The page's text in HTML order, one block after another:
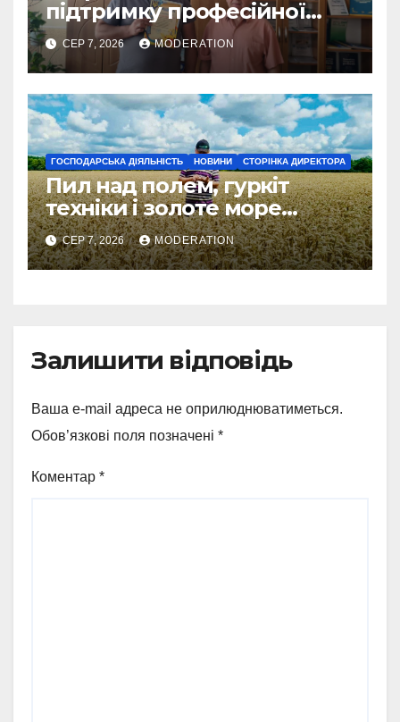
підтримку професійної
освіти
СЕР 7, 2026 MODERATION
ГОСПОДАРСЬКА ДІЯЛЬНІСТЬ НОВИНИ СТОРІНКА ДИРЕКТОРА
Пил над полем, гуркіт
техніки і золоте море
колосся — так виглядає
справжнє українське літо
СЕР 7, 2026 MODERATION
Залишити відповідь
Ваша e-mail адреса не оприлюднюватиметься.
Обов’язкові поля позначені *
Коментар *